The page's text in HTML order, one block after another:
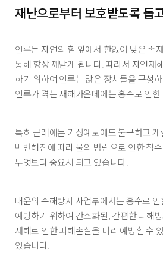
재난으로부터 보호받도록 돕
인류는 자연의 힘 앞에서 한없이 낮은 존
통해 항상 깨닫게 됩니다. 따라서 자연재
하기 위하여 인류는 많은 장치들을 구성
인류가 겪는 재해가운데에는 홍수로 인
특히 근래에는 기상예보에도 불구하고
빈번해짐에 따라 물의 범람으로 인한 침
무엇보다 중요시 되고 있습니다.
대윤의 수해방지 사업부에서는 홍수로
예방하기 위하여 간소화된, 간편한 피해
재해로 인한 피해손실을 미리 예방할 수
있습니다.